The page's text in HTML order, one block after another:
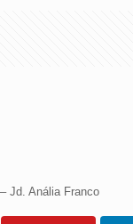
Jd. Anália Franco